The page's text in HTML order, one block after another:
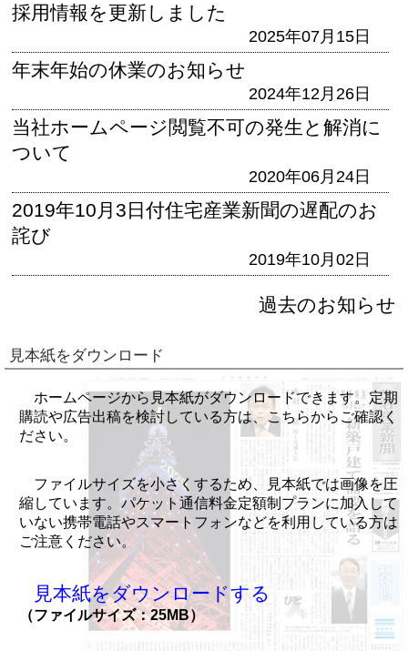
採用情報を更新しました
2025年07月15日
年末年始の休業のお知らせ
2024年12月26日
当社ホームページ閲覧不可の発生と解消に
ついて
2020年06月24日
2019年10月3日付住宅産業新聞の遅配のお
詫び
2019年10月02日
過去のお知らせ
見本紙をダウンロード
ホームページから見本紙がダウンロードできます。定期
購読や広告出稿を検討している方は、こちらからご確認く
ださい。
ファイルサイズを小さくするため、見本紙では画像を圧
縮しています。パケット通信料金定額制プランに加入して
いない携帯電話やスマートフォンなどを利用している方は
ご注意ください。
見本紙をダウンロードする
（ファイルサイズ：25MB）